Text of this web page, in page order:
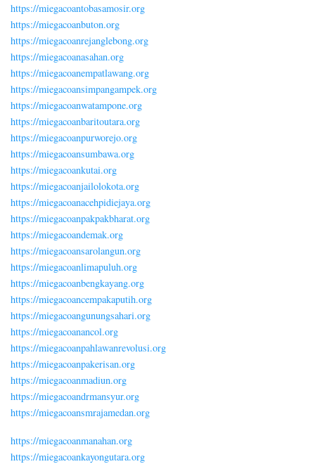
https://miegacoantobasamosir.org
https://miegacoanbuton.org
https://miegacoanrejanglebong.org
https://miegacoanasahan.org
https://miegacoanempatlawang.org
https://miegacoansimpangampek.org
https://miegacoanwatampone.org
https://miegacoanbaritoutara.org
https://miegacoanpurworejo.org
https://miegacoansumbawa.org
https://miegacoankutai.org
https://miegacoanjailolokota.org
https://miegacoanacehpidiejaya.org
https://miegacoanpakpakbharat.org
https://miegacoandemak.org
https://miegacoansarolangun.org
https://miegacoanlimapuluh.org
https://miegacoanbengkayang.org
https://miegacoancempakaputih.org
https://miegacoangunungsahari.org
https://miegacoanancol.org
https://miegacoanpahlawanrevolusi.org
https://miegacoanpakerisan.org
https://miegacoanmadiun.org
https://miegacoandrmansyur.org
https://miegacoansmrajamedan.org
https://miegacoanmanahan.org
https://miegacoankayongutara.org